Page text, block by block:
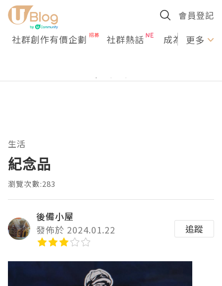
會員登記
社群創作有價企劃 社群熱話 成為U更多
生活
紀念品
瀏覽次數:283
後備小屋
發佈於 2024.01.22
追蹤